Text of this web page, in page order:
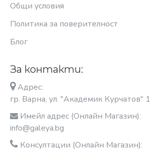
Общи условия
Политика за поверителност
Блог
За контакти:
Адрес:
гр. Варна, ул. "Академик Курчатов" 1
Имейл адрес (Онлайн Магазин):
info@galeya.bg
Консултации (Онлайн Магазин):